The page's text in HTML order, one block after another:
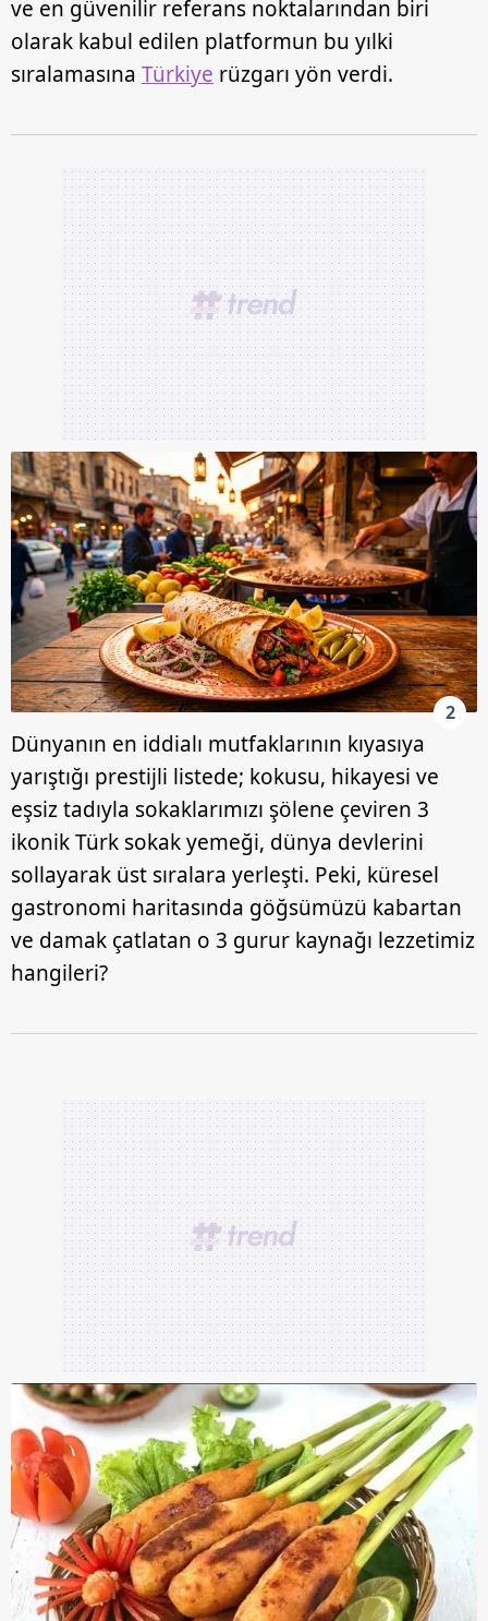
ve en güvenilir referans noktalarından biri
olarak kabul edilen platformun bu yılki
sıralamasına Türkiye rüzgarı yön verdi.
2
Dünyanın en iddialı mutfaklarının kıyasıya
yarıştığı prestijli listede; kokusu, hikayesi ve
eşsiz tadıyla sokaklarımızı şölene çeviren 3
ikonik Türk sokak yemeği, dünya devlerini
sollayarak üst sıralara yerleşti. Peki, küresel
gastronomi haritasında göğsümüzü kabartan
ve damak çatlatan o 3 gurur kaynağı lezzetimiz
hangileri?